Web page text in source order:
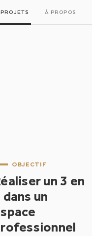
PROJETS À PROPOS
OBJECTIF
un 3 en
dans un